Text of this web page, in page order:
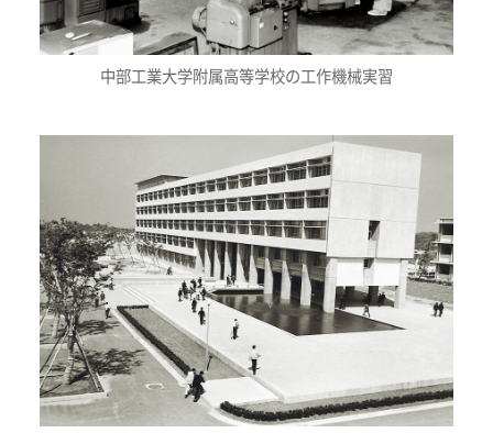
中部工業大学附属高等学校の工作機械実習